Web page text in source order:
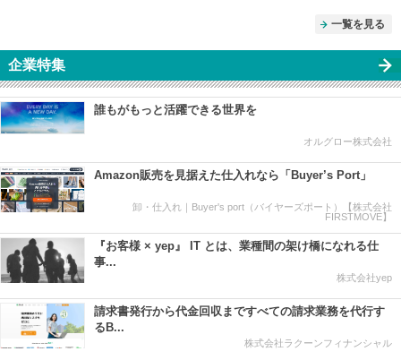
一覧を見る
企業特集
誰もがもっと活躍できる世界を
オルグロー株式会社
Amazon販売を見据えた仕入れなら「Buyer’s Port」
卸・仕入れ｜Buyer's port（バイヤーズポート）【株式会社
FIRSTMOVE】
『お客様 × yep』 IT とは、業種間の架け橋になれる仕
事...
株式会社yep
請求書発行から代金回収まですべての請求業務を代行す
るB...
株式会社ラクーンフィナンシャル